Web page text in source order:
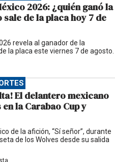
2026: ¿quién ganó la
de la placa hoy 7 de
revela al ganador de la
la placa este viernes 7 de agosto.
El delantero mexicano
la Carabao Cup y
de la afición, “Sí señor”, durante
de los Wolves desde su salida